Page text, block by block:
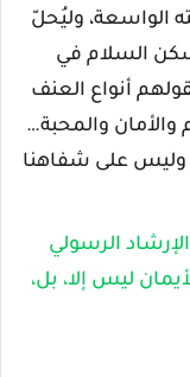
الواسعة، وليُحلّ
السلام في
أنواع العنف
والمحبة…
وليس على شفاهنا
الرسولي
ليس إلا، بل،